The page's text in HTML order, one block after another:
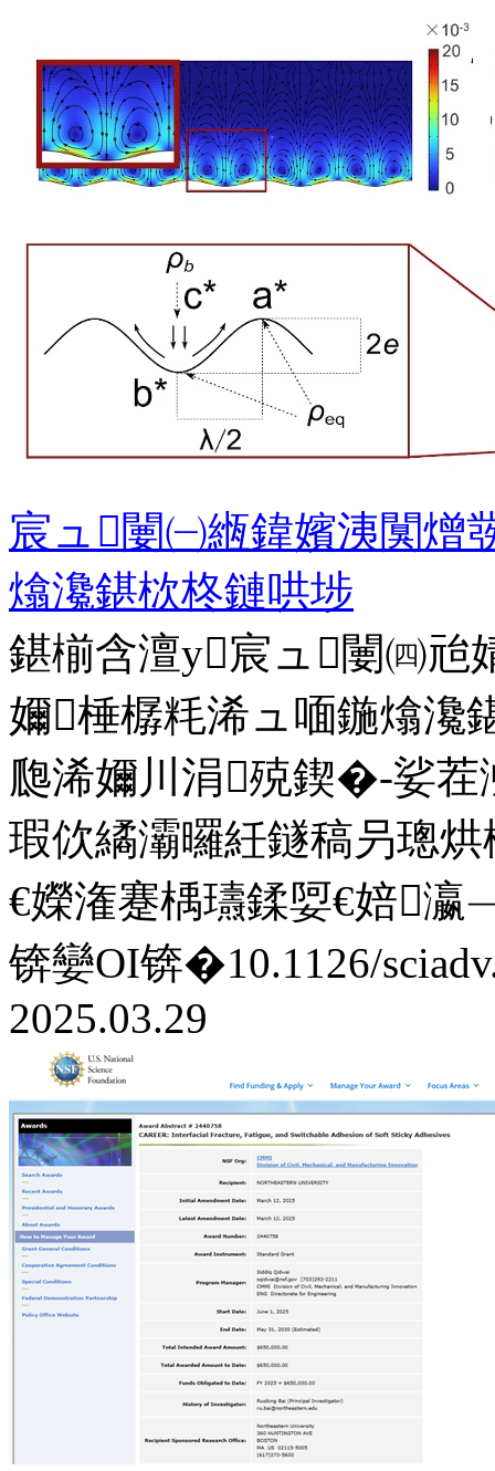
宸ュ闄㈠緪鍏嬪洟闃熷
熻瀺鍖栨柊鏈哄埗
鍖椾含澶у宸ュ闄㈣
嬭棰樼粍浠ュ喕鍦熻瀺
瓟浠嬭川涓殑鍥�-娑茬
瑕佽繘灞曪紝鐩稿叧璁
€嬫潅蹇楀瓙鍒娿€婄瀛
锛孌OI锛�10.1126/
2025.03.29